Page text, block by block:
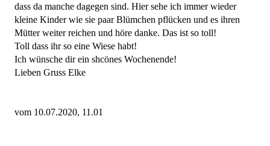
dass da manche dagegen sind. Hier sehe ich immer wieder
kleine Kinder wie sie paar Blümchen pflücken und es ihren
Mütter weiter reichen und höre danke. Das ist so toll!
Toll dass ihr so eine Wiese habt!
Ich wünsche dir ein shcönes Wochenende!
Lieben Gruss Elke
vom 10.07.2020, 11.01